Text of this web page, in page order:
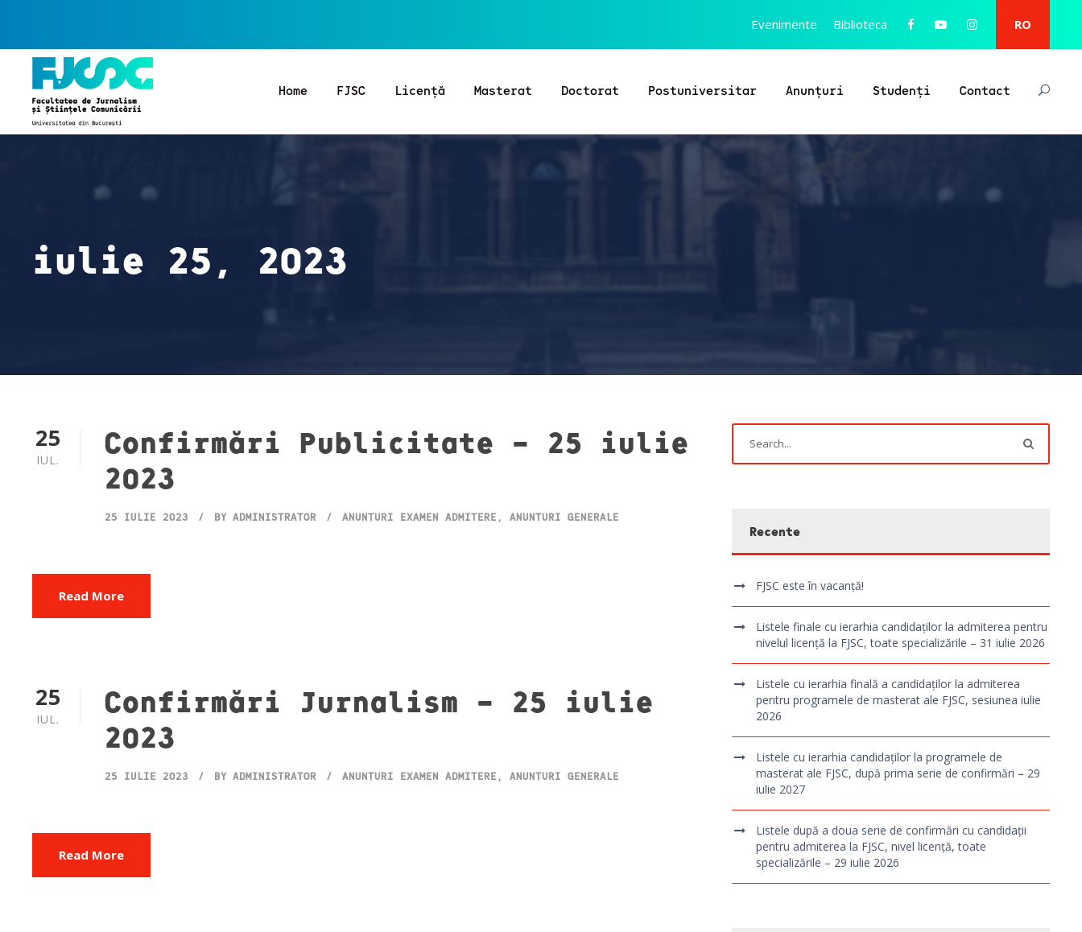
Evenimente Biblioteca RO
Home FJSC Licență Masterat Doctorat Postuniversitar Anunțuri Studenți Contact
iulie 25, 2023
25
IUL.
Confirmări Publicitate – 25 iulie
2023
25 IULIE 2023 BY ADMINISTRATOR ANUNȚURI EXAMEN ADMITERE , ANUNȚURI GENERALE
Read More
25
IUL.
Confirmări Jurnalism – 25 iulie
2023
25 IULIE 2023 BY ADMINISTRATOR ANUNȚURI EXAMEN ADMITERE , ANUNȚURI GENERALE
Read More
Recente
FJSC este în vacanță!
Listele finale cu ierarhia candidaților la admiterea pentru
nivelul licență la FJSC, toate specializările – 31 iulie 2026
Listele cu ierarhia finală a candidaților la admiterea
pentru programele de masterat ale FJSC, sesiunea iulie
2026
Listele cu ierarhia candidaților la programele de
masterat ale FJSC, după prima serie de confirmări – 29
iulie 2027
Listele după a doua serie de confirmări cu candidații
pentru admiterea la FJSC, nivel licență, toate
specializările – 29 iulie 2026